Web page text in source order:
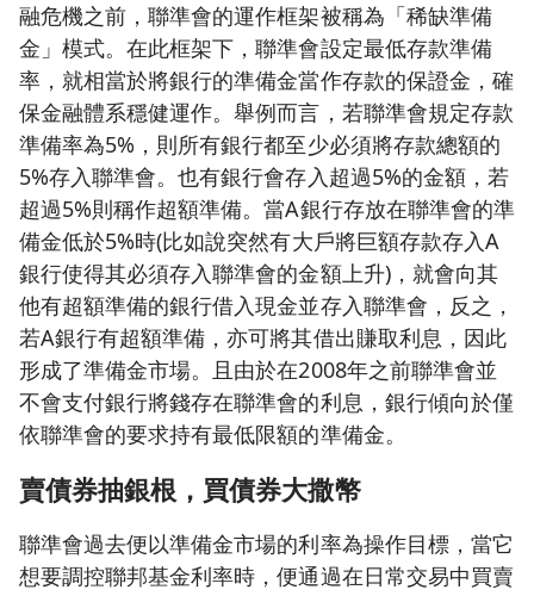
融危機之前，聯準會的運作框架被稱為「稀缺準備
金」模式。在此框架下，聯準會設定最低存款準備
率，就相當於將銀行的準備金當作存款的保證金，確
保金融體系穩健運作。舉例而言，若聯準會規定存款
準備率為5%，則所有銀行都至少必須將存款總額的
5%存入聯準會。也有銀行會存入超過5%的金額，若
超過5%則稱作超額準備。當A銀行存放在聯準會的準
備金低於5%時(比如說突然有大戶將巨額存款存入A
銀行使得其必須存入聯準會的金額上升)，就會向其
他有超額準備的銀行借入現金並存入聯準會，反之，
若A銀行有超額準備，亦可將其借出賺取利息，因此
形成了準備金市場。且由於在2008年之前聯準會並
不會支付銀行將錢存在聯準會的利息，銀行傾向於僅
依聯準會的要求持有最低限額的準備金。
賣債券抽銀根，買債券大撒幣
聯準會過去便以準備金市場的利率為操作目標，當它
想要調控聯邦基金利率時，便通過在日常交易中買賣